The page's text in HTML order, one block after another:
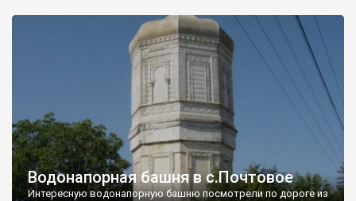
Водонапорная башня в с.Почтовое
Интересную водонапорную башню посмотрели по дороге из